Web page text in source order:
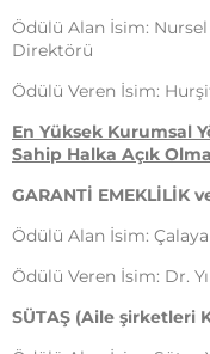
Ödülü Alan İsim: Nursel
Direktörü
Ödülü Veren İsim:
En Yüksek Kurumsal
Sahip Halka Açık
GARANTİ EMEKLİLİK
Ödülü Alan İsim:
Ödülü Veren İsim: Dr.
SÜTAŞ (Aile şirketleri